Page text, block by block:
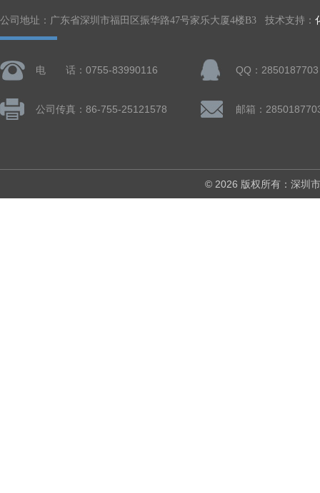
公司地址：广东省深圳市福田区振华路47号家乐大厦4楼B3 技术支持：
电 话：0755-83990116 QQ：2850187703
公司传真：86-755-25121578 邮箱：
© 2026 版权所有：深圳